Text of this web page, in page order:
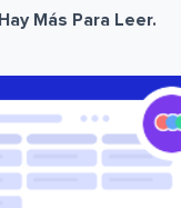
Hay Más Para Leer.